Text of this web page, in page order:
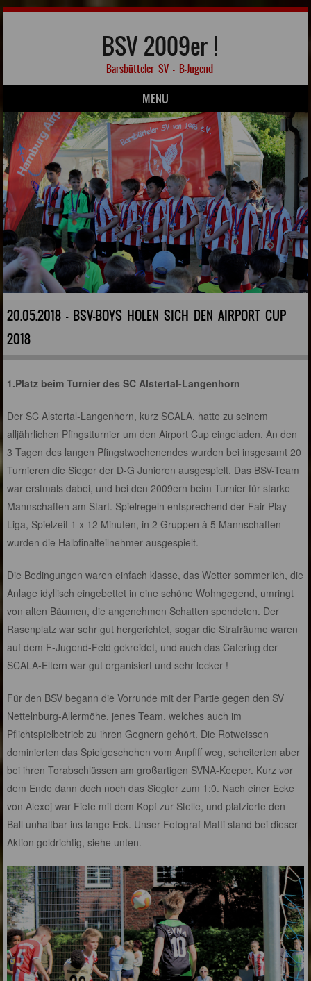
BSV 2009er !
Barsbütteler SV – B-Jugend
MENU
Skip to content
20.05.2018 - BSV-BOYS HOLEN SICH DEN AIRPORT CUP
2018
1.Platz beim Turnier des SC Alstertal-Langenhorn
Der SC Alstertal-Langenhorn, kurz SCALA, hatte zu seinem
alljährlichen Pfingstturnier um den Airport Cup eingeladen. An den
3 Tagen des langen Pfingstwochenendes wurden bei insgesamt 20
Turnieren die Sieger der D-G Junioren ausgespielt. Das BSV-Team
war erstmals dabei, und bei den 2009ern beim Turnier für starke
Mannschaften am Start. Spielregeln entsprechend der Fair-Play-
Liga, Spielzeit 1 x 12 Minuten, in 2 Gruppen à 5 Mannschaften
wurden die Halbfinalteilnehmer ausgespielt.
Die Bedingungen waren einfach klasse, das Wetter sommerlich, die
Anlage idyllisch eingebettet in eine schöne Wohngegend, umringt
von alten Bäumen, die angenehmen Schatten spendeten. Der
Rasenplatz war sehr gut hergerichtet, sogar die Strafräume waren
auf dem F-Jugend-Feld gekreidet, und auch das Catering der
SCALA-Eltern war gut organisiert und sehr lecker !
Für den BSV begann die Vorrunde mit der Partie gegen den SV
Nettelnburg-Allermöhe, jenes Team, welches auch im
Pflichtspielbetrieb zu ihren Gegnern gehört. Die Rotweissen
dominierten das Spielgeschehen vom Anpfiff weg, scheiterten aber
bei ihren Torabschlüssen am großartigen SVNA-Keeper. Kurz vor
dem Ende dann doch noch das Siegtor zum 1:0. Nach einer Ecke
von Alexej war Fiete mit dem Kopf zur Stelle, und platzierte den
Ball unhaltbar ins lange Eck. Unser Fotograf Matti stand bei dieser
Aktion goldrichtig, siehe unten.